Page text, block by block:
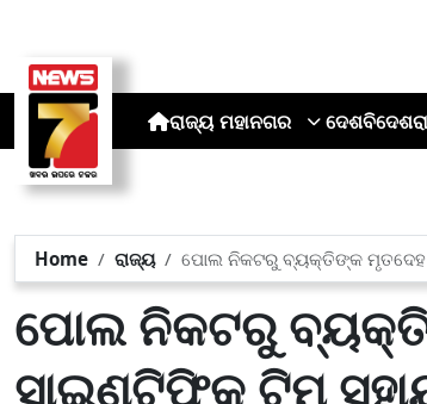
ରାଜ୍ୟ ମହାନଗର ଦେଶବିଦେଶ
Home ରାଜ୍ୟ ପୋଲ ନିକଟରୁ ବ୍ୟକ୍ତିଙ୍କ ମୃତଦେହ
ପୋଲ ନିକଟରୁ
ସାଇଣ୍ଟିଫିକ୍ ଟିମ୍